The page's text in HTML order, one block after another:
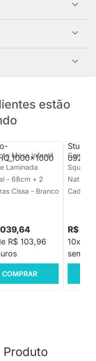
estão
Mesa Infantil
Laminada
- 68cm + 2
Cissa - Branco
R$ 103,96
COMPRAR
Square
Natural
R$
10x de
sem
Produto